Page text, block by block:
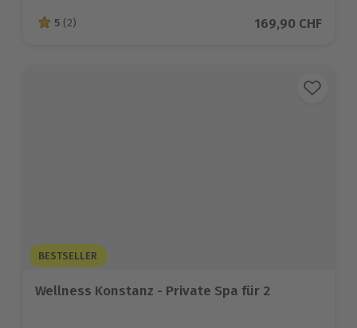
5 von 5 Sternen basierend auf 2 Bewertungen
5 (2) Aktueller Preis
169,90 CHF
BESTSELLER
Wellness Konstanz - Private Spa für 2